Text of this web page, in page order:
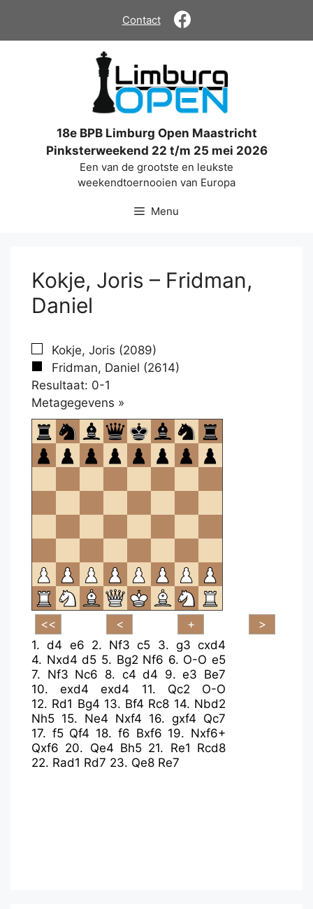
de
Contact
18e BPB Limburg Open Maastricht
Pinksterweekend 22 t/m 25 mei 2026
Een van de grootste en leukste
weekendtoernooien van Europa
Menu
Kokje, Joris – Fridman,
Daniel
Kokje, Joris (2089)
Fridman, Daniel (2614)
Resultaat: 0-1
Metagegevens »
om
te
openen.
1.d4 e6 2. Nf3 c5 3. g3 cxd4
4. Nxd4 d5 5. Bg2 Nf6 6. O-O e5
7. Nf3 Nc6 8. c4 d4 9.e3 Be7
10.exd4 exd4 11. Qc2
O-O
12. Rd1 Bg4 13. Bf4 Rc8 14. Nbd2
Nh5 15. Ne4 Nxf4 16. gxf4 Qc7
17. f5 Qf4 18. f6 Bxf6 19. Nxf6+
Qxf6 20. Qe4 Bh5 21. Re1 Rcd8
22. Rad1 Rd7 23. Qe8 Re7